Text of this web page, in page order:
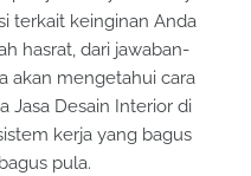
terkait keinginan Anda
hasrat, dari jawaban-
akan mengetahui cara
Jasa Desain Interior di
kerja yang bagus
pula.